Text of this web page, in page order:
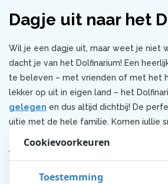
Dagje uit naar het
Wil je een dagje uit, maar weet je niet
dacht je van het Dolfinarium! Een
te beleven – met vrienden of met het
lekker op uit in eigen land – het
gelegen en dus altijd dichtbij! De
uitje met de hele familie. Komen jullie
Waarom een dagje uit
Dolfinarium?
Cookievoorkeuren
Toestemming